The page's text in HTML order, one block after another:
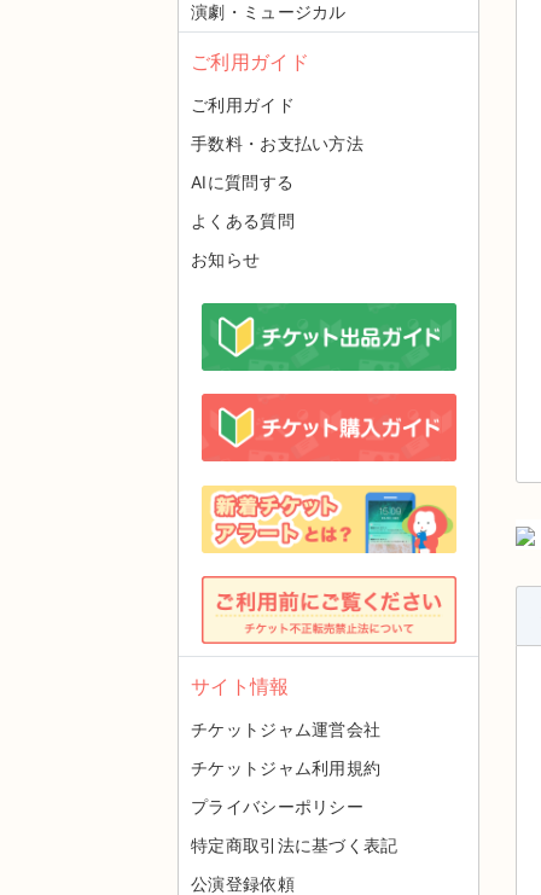
演劇・ミュージカル
ご利用ガイド
ご利用ガイド
手数料・お支払い方法
AIに質問する
よくある質問
お知らせ
サイト情報
チケットジャム運営会社
チケットジャム利用規約
プライバシーポリシー
特定商取引法に基づく表記
公演登録依頼